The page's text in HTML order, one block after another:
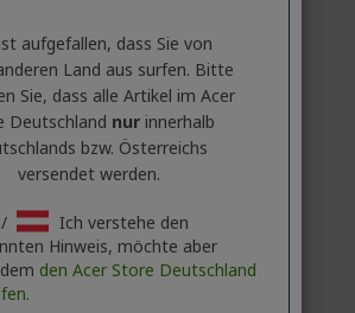
aufgefallen, dass Sie von
Land aus surfen. Bitte
Sie, dass alle Artikel im Acer
Deutschland nur innerhalb
bzw. Österreichs
versendet werden.
/
Ich verstehe den
Hinweis, möchte aber
den Acer Store Deutschland